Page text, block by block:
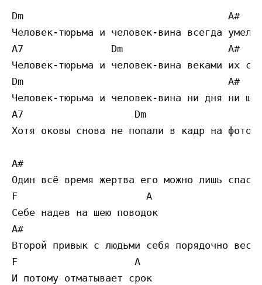
Dm                                   A#
Человек-тюрьма и человек-вина всегда
A7               Dm                  A#
Человек-тюрьма и человек-вина веками их
Dm                                   A#
Человек-тюрьма и человек-вина ни дня ни
A7                   Dm
Хотя оковы снова не попали в кадр на
A#
Один всё время жертва его можно лишь
F                      A
Себе надев на шею поводок
A#
Второй привык с людьми себя порядочно
F                    A
И потому отматывает срок